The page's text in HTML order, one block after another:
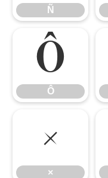
Ñ
Ô
Ô
×
×